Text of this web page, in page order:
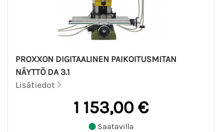
PROXXON DIGITAALINEN PAIKOITUSMITAN
NÄYTTÖ DA 3.1
Lisätiedot
1 153,00 €
Saatavilla